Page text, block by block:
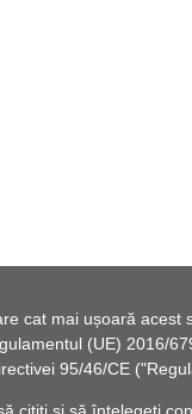
cat mai ușoară
(UE) 2016/
95/46/CE